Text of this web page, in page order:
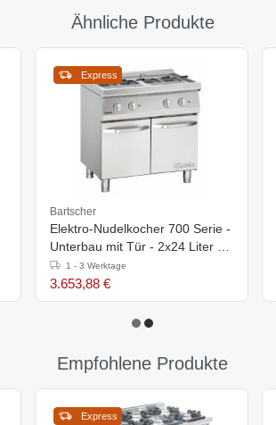
Ähnliche Produkte
Express
Bartscher
Elektro-Nudelkocher 700 Serie -
Unterbau mit Tür - 2x24 Liter -
800x700x(h)850mm
1 - 3 Werktage
3.653,88 €
Empfohlene Produkte
Express